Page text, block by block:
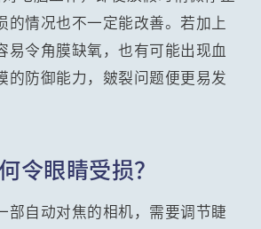
的情况也不一定能改善。若加上
易令角膜缺氧，也有可能出现血
的防御能力，皴裂问题便更易发
令眼睛受损？
部自动对焦的相机，需要调节睫